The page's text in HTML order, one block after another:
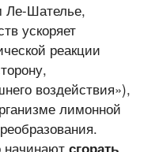
Ле-Шателье,
ускоряет
реакции
воздействия»),
лимонной
начинаютсгорать